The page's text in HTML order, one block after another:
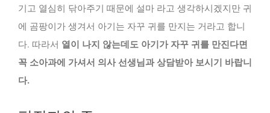
기고 열심히 닦아주기 때문에 설마 라고 생각하시겠지만 귀
에 곰팡이가 생겨서 아기는 자꾸 귀를 만지는 거라고 합니
다. 따라서 열이 나지 않는데도 아기가 자꾸 귀를 만진다면
꼭 소아과에 가셔서 의사 선생님과 상담받아 보시기 바랍니
다.